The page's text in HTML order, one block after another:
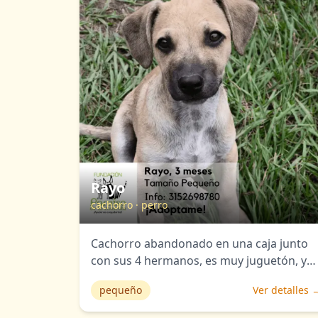
Rayo
cachorro· perro
Cachorro abandonado en una caja junto
con sus 4 hermanos, es muy juguetón, ya
se encuentra desparasitado y con sus
primeras vacunas. Buscamos una familia
muy paciente para estos cachorritos.
pequeño Ver detalles